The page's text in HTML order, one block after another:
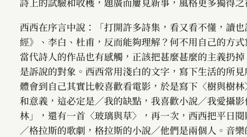
西西在序言中說：「打開許多詩集，看又看不懂，讀
經》、李白、杜甫，反而能夠理解？何不用自己的方
當代詩人的作品也有感觸，正該把甚麼甚麼的主義扔
是訴說的對象。西西常用淺白的文字，寫下生活的所
體會到自己其實比較喜歡看電影，於是寫下〈樹與樹
和意義，這必定是／我的缺點，我喜歡小說／我愛攝
林」，還有一首〈玻璃與草〉，再一次，西西把平日
／格拉斯的歌劇，格拉斯的小說／他們是兩個人。音